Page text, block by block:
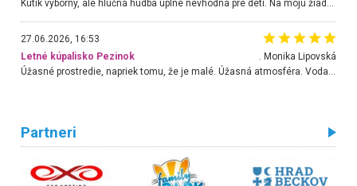
27.06.2026, 16:53
Letné kúpalisko Pezinok
. Monika Lipovská
Úžasné prostredie, napriek tomu, že je malé. Úžasná atmosféra. Voda fantastická a nádherná. Ľudí je pomerne veľa, ale su mili a ohľaduplní. Je veľmi zaujímavé sledovať, ako dokážu spolu športovať cudzí ľudia a bez ohľadu na vek. Vládne tu pohoda. Vnuka neviem dostať z vody. Ďakujem za krásny deň . Urcite sa sem vrátim. Jediný problém je s parkovaním, ale aj ten sa mi podarilo vyriešiť. Monika Bratislava
Partneri